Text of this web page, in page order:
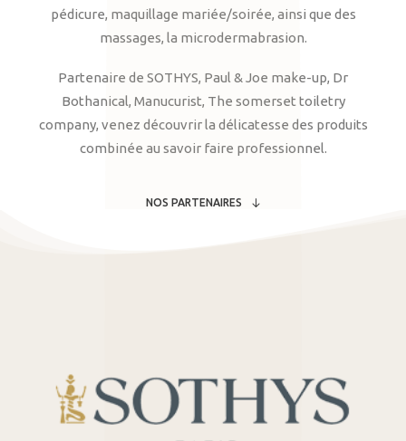
pédicure, maquillage mariée/soirée, ainsi que des
massages, la microdermabrasion.
Partenaire de SOTHYS, Paul & Joe make-up, Dr
Bothanical, Manucurist, The somerset toiletry
company, venez découvrir la délicatesse des produits
combinée au savoir faire professionnel.
NOS PARTENAIRES